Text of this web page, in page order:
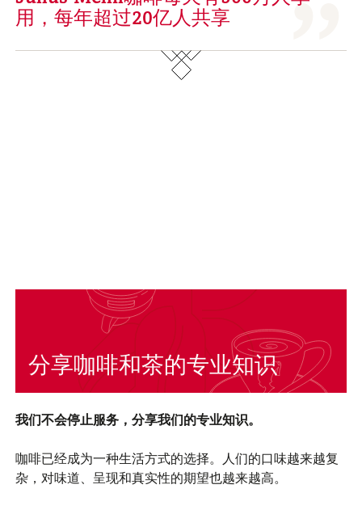
用，每年超过20亿人共享
我们不会停止服务，分享我们的专业知识。
咖啡已经成为一种生活方式的选择。人们的口味越来越复
杂，对味道、呈现和真实性的期望也越来越高。
分享咖啡和茶的专业知识